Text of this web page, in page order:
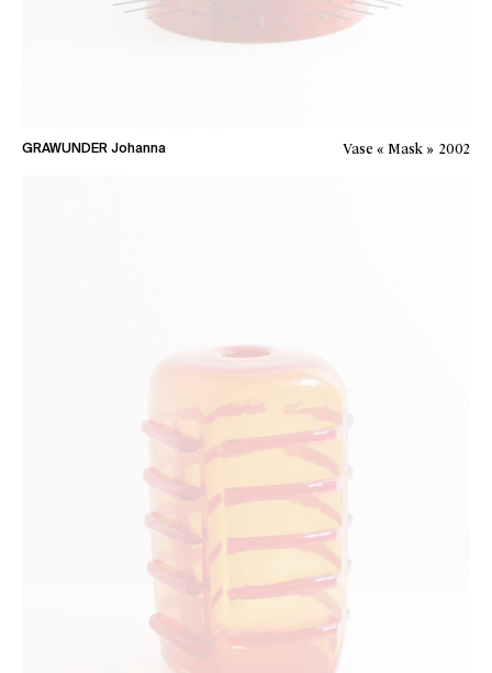
GRAWUNDER Johanna Vase « Mask » 2002